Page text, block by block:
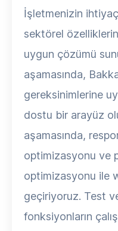
İşletmenizin
sektörel
uygun çözümü
aşamasında,
gereksinimlerine
dostu bir arayüz
aşamasında,
optimizasyonu ve
optimizasyonu ile
geçiriyoruz. Test
fonksiyonların